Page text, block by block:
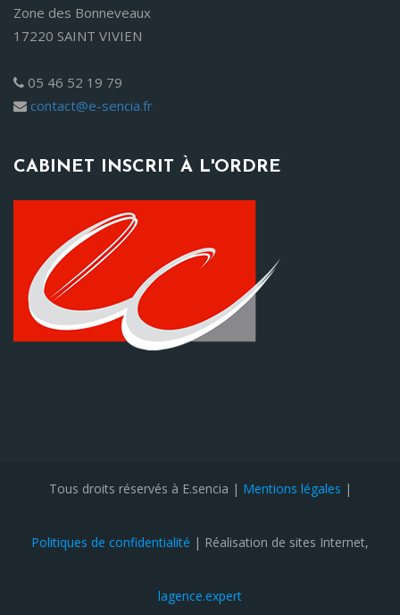
Zone des Bonneveaux
17220 SAINT VIVIEN
05 46 52 19 79
contact@e-sencia.fr
CABINET INSCRIT À L'ORDRE
Tous droits réservés à E.sencia | Mentions légales |
Politiques de confidentialité | Réalisation de sites Internet,
lagence.expert